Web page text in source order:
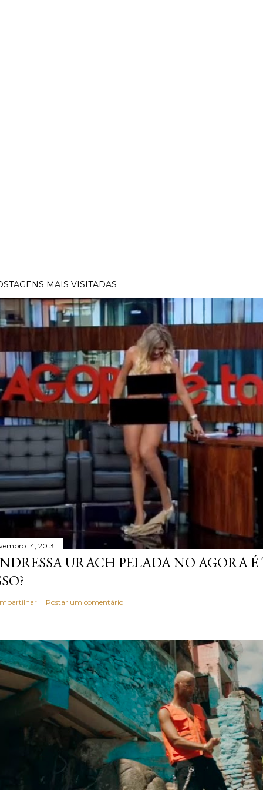
MAIS VISITADAS
14, 2013
URACH PELADA NO AGORA É
Postar um comentário